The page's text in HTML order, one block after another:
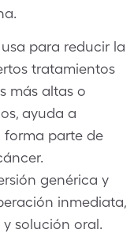
para reducir la
tratamientos
más altas o
ayuda a
forma parte de
genérica y
inmediata,
solución oral.